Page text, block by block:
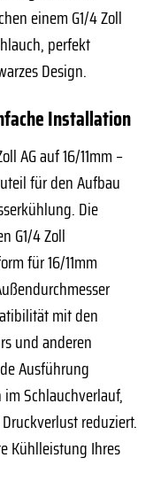
einem G1/4 Zoll
perfekt
Design.
Installation
AG auf 16/11mm –
für den Aufbau
Die
G1/4 Zoll
für 16/11mm
mit den
und anderen
Ausführung
Schlauchverlauf,
reduziert.
Kühlleistung Ihres